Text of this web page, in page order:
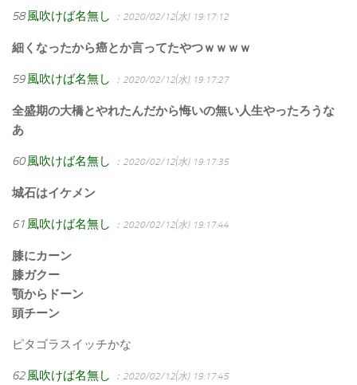
58 風吹けば名無し ：2020/02/12(水) 19:17:12
細くなったから癌とか言ってたやつｗｗｗｗ
59 風吹けば名無し ：2020/02/12(水) 19:17:27
全盛期の大橋とやれたんだから悔いの無い人生やったろうな
あ
60 風吹けば名無し ：2020/02/12(水) 19:17:35
城石はイケメン
61 風吹けば名無し ：2020/02/12(水) 19:17:44
膝にカーン
膝ガクー
顎からドーン
頭チーン
ピタゴラスイッチかな
62 風吹けば名無し ：2020/02/12(水) 19:17:45